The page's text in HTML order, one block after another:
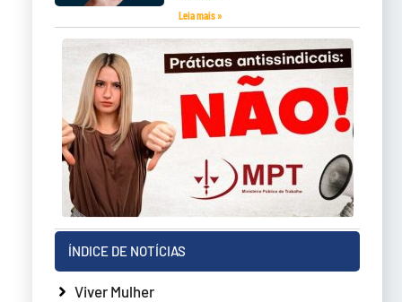
Leia mais »
ÍNDICE DE NOTÍCIAS
Viver Mulher